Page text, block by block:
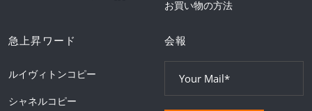
お買い物の方法
急上昇ワード
ルイヴィトンコピー
シャネルコピー
会報